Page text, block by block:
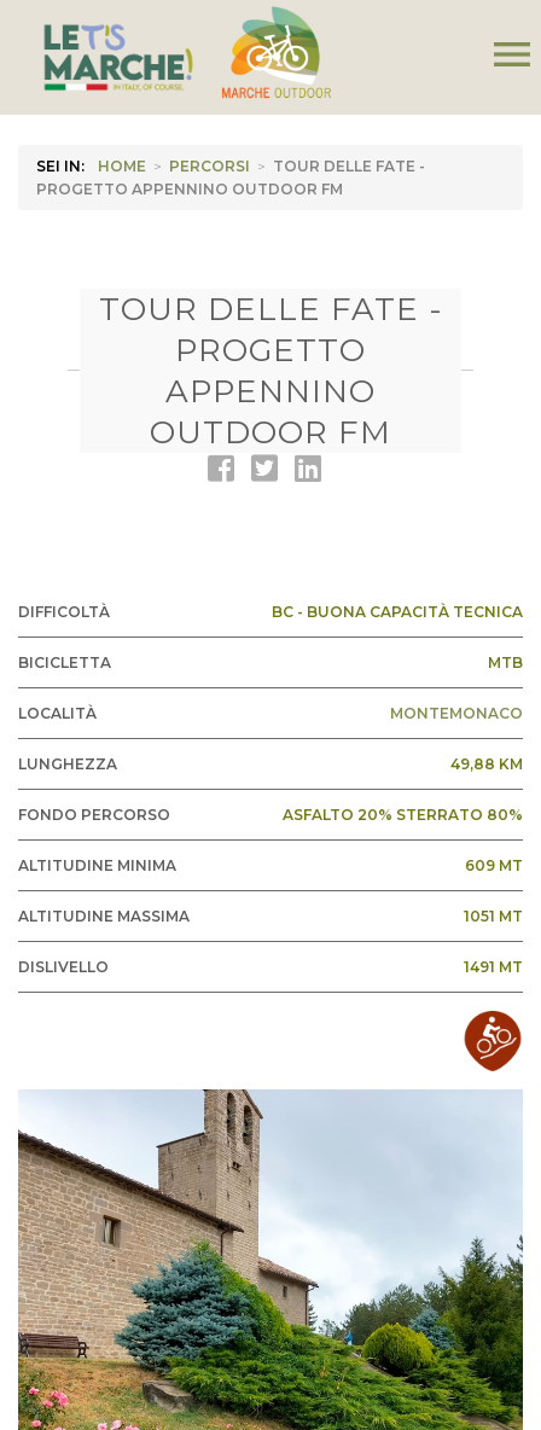
menu
SEI IN: HOME > PERCORSI > TOUR DELLE FATE -
PROGETTO APPENNINO OUTDOOR FM
TOUR DELLE FATE -
PROGETTO
APPENNINO
OUTDOOR FM
DIFFICOLTÀ BC - BUONA CAPACITÀ TECNICA
BICICLETTA MTB
LOCALITÀ MONTEMONACO
LUNGHEZZA 49,88 KM
FONDO PERCORSO ASFALTO 20% STERRATO 80%
ALTITUDINE MINIMA 609 MT
ALTITUDINE MASSIMA 1051 MT
DISLIVELLO 1491 MT